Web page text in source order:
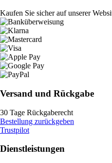
Kaufen Sie sicher auf unserer
Versand und Rückgabe
30 Tage Rückgaberecht
Bestellung zurückgeben
Trustpilot
Dienstleistungen